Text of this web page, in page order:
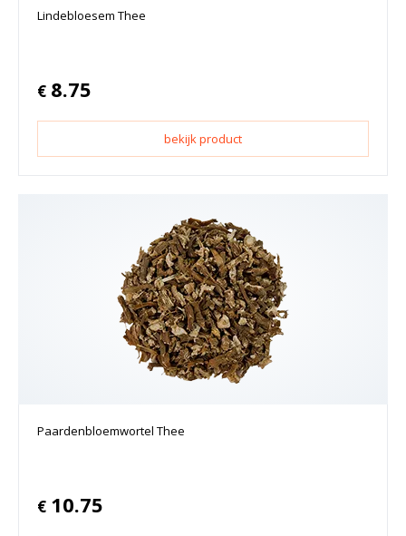
Lindebloesem Thee
€ 8.75
bekijk product
Paardenbloemwortel Thee
€ 10.75